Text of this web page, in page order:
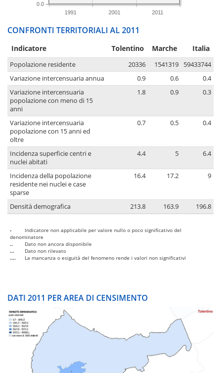
1991 2001 2011
0.0
CONFRONTI TERRITORIALI AL 2011
Indicatore Tolentino Marche Italia
Popolazione residente 20336 1541319
59433744
Variazione intercensuaria annua
0.9 0.6
0.4
Variazione intercensuaria
popolazione con meno di 15
anni
1.8 0.9 0.3
Variazione intercensuaria
popolazione con 15 anni ed
oltre
0.7 0.5 0.4
Incidenza superficie centri e
nuclei abitati
4.4 5 6.4
Incidenza della popolazione
residente nei nuclei e case
sparse
16.4 17.2 9
Densità demografica 213.8 163.9 196.8
-
Indicatore non applicabile per valore nullo o poco significativo del
denominatore
..
Dato non ancora disponibile
...
Dato non rilevato
....
La mancanza o esiguità del fenomeno rende i valori non significativi
DATI 2011 PER AREA DI CENSIMENTO